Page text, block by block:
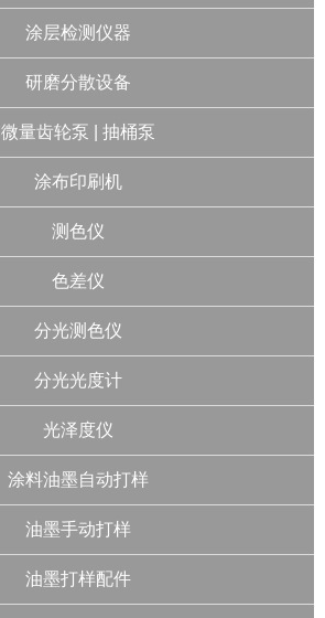
涂层检测仪器
研磨分散设备
微量齿轮泵 | 抽桶泵
涂布印刷机
测色仪
色差仪
分光测色仪
分光光度计
光泽度仪
涂料油墨自动打样
油墨手动打样
油墨打样配件